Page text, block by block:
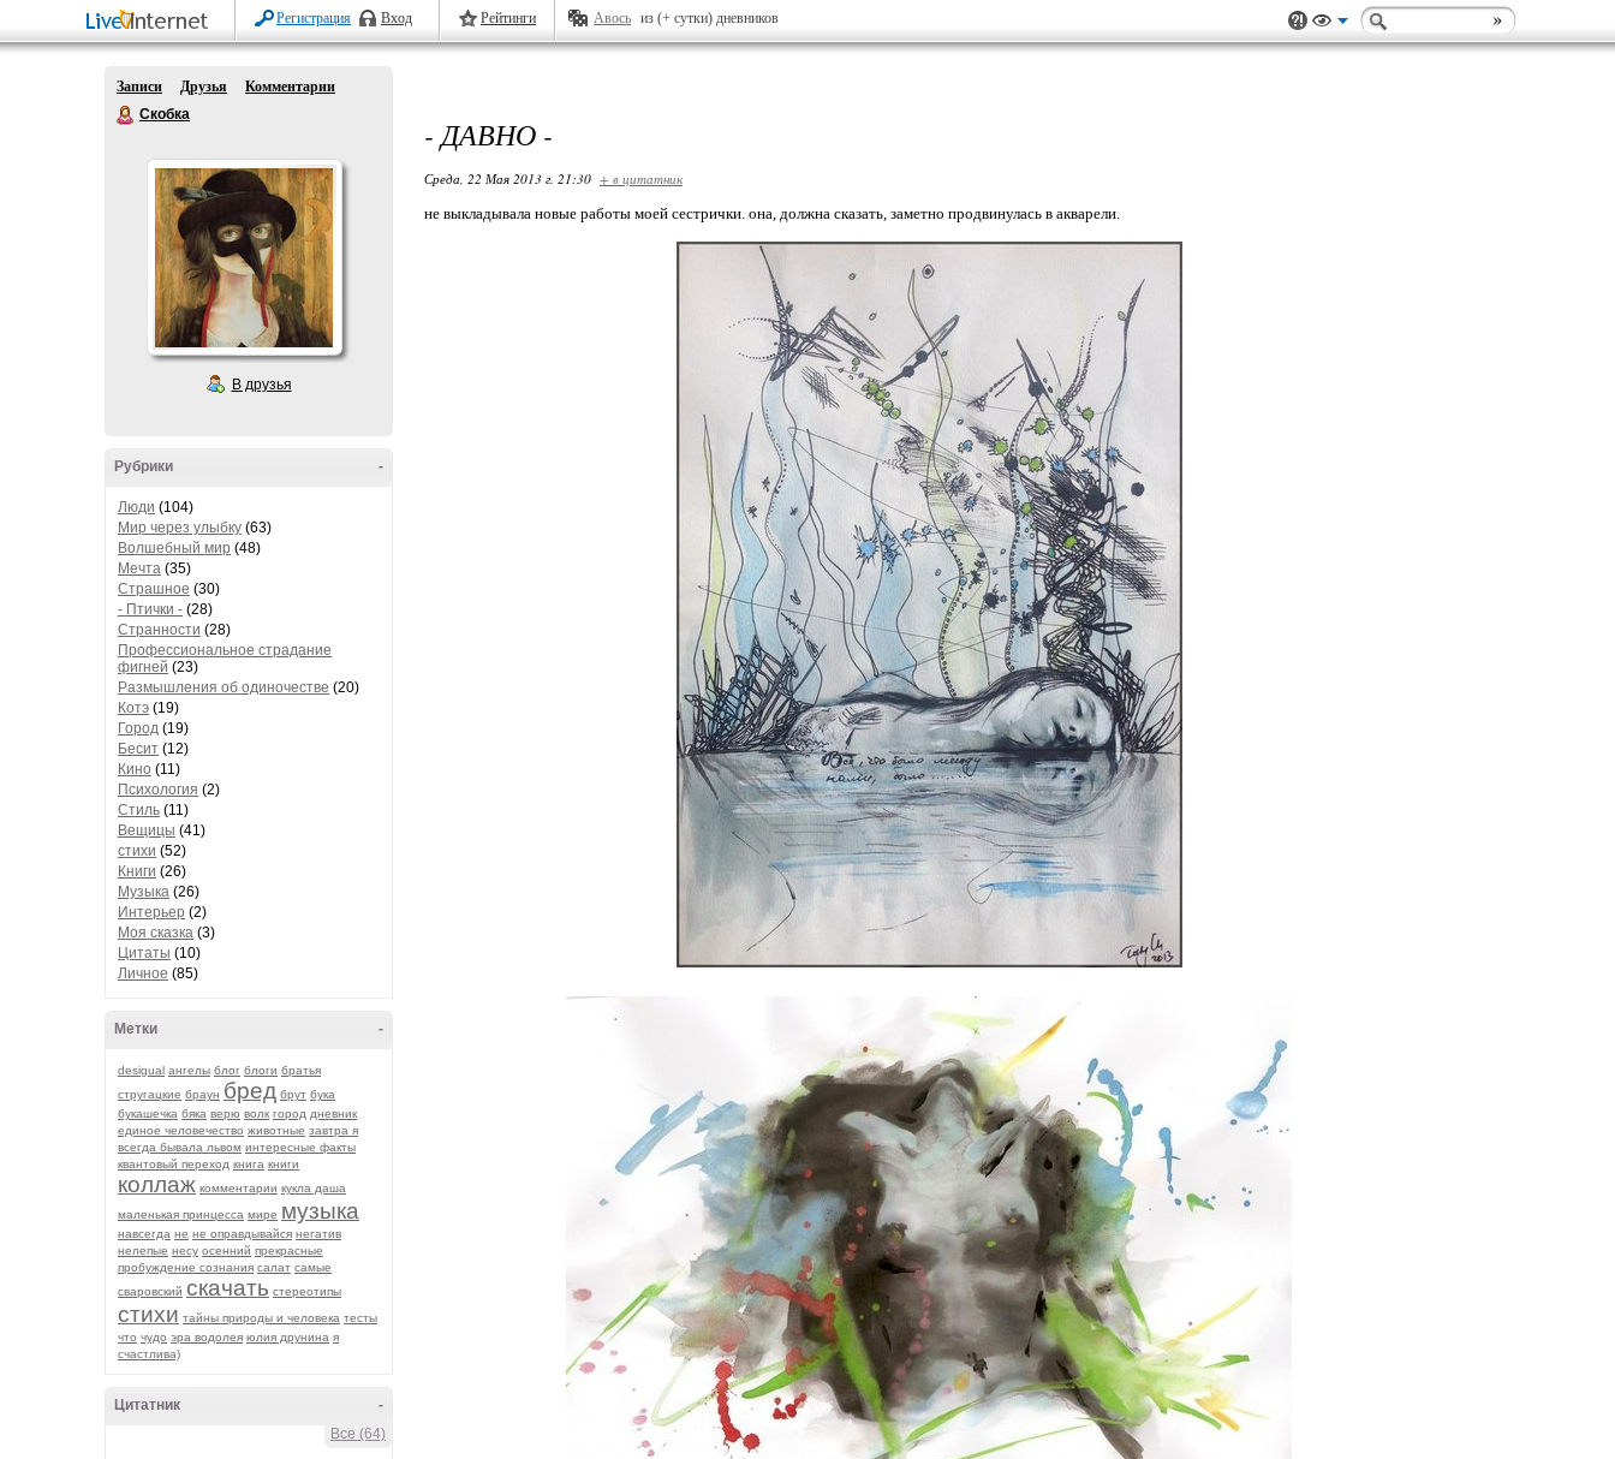
Регистрация Вход Рейтинги Авось из (+ сутки) дневников
Записи Друзья
Комментарии
Скобка
В друзья
-
Рубрики
Люди (104)
Мир через улыбку (63)
Волшебный мир (48)
Мечта (35)
Страшное (30)
- Птички - (28)
Странности (28)
Профессиональное страдание
фигней (23)
Размышления об одиночестве (20)
Котэ (19)
Город (19)
Бесит (12)
Кино (11)
Психология (2)
Стиль (11)
Вещицы (41)
стихи (52)
Книги (26)
Музыка (26)
Интерьер (2)
Моя сказка (3)
Цитаты (10)
Личное (85)
-
Метки
desigual ангелы блог блоги братья
стругацкие браун бред брут бука
букашечка бяка верю волк город дневник
единое человечество животные завтра я
всегда бывала львом интересные факты
квантовый переход книга книги
коллаж комментарии кукла даша
маленькая принцесса мире музыка
навсегда не не оправдывайся негатив
нелепые несу осенний прекрасные
пробуждение сознания салат самые
сваровский скачать стереотипы
стихи тайны природы и человека тесты
что чудо эра водолея юлия друнина я
счастлива)
-
Цитатник
Все (64)
- ДАВНО -
Среда, 22 Мая 2013 г. 21:30 + в цитатник
не выкладывала новые работы моей сестрички. она, должна сказать, заметно продвинулась в акварели.